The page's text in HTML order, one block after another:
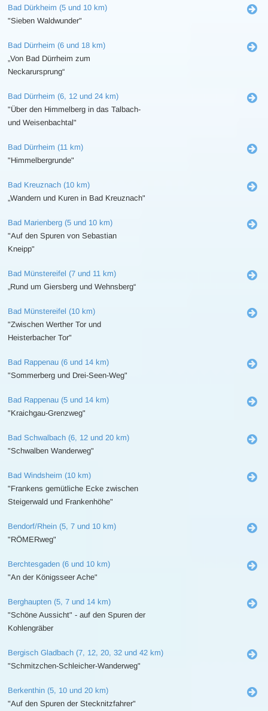
Bad Dürkheim (5 und 10 km)
"Sieben Waldwunder"
Bad Dürrheim (6 und 18 km)
„Von Bad Dürrheim zum
Neckarursprung“
Bad Dürrheim (6, 12 und 24 km)
"Über den Himmelberg in das Talbach-
und Weisenbachtal"
Bad Dürrheim (11 km)
"Himmelbergrunde"
Bad Kreuznach (10 km)
„Wandern und Kuren in Bad Kreuznach"
Bad Marienberg (5 und 10 km)
"Auf den Spuren von Sebastian
Kneipp"
Bad Münstereifel (7 und 11 km)
„Rund um Giersberg und Wehnsberg“
Bad Münstereifel (10 km)
"Zwischen Werther Tor und
Heisterbacher Tor"
Bad Rappenau (6 und 14 km)
"Sommerberg und Drei-Seen-Weg"
Bad Rappenau (5 und 14 km)
"Kraichgau-Grenzweg"
Bad Schwalbach (6, 12 und 20 km)
"Schwalben Wanderweg"
Bad Windsheim (10 km)
"Frankens gemütliche Ecke zwischen
Steigerwald und Frankenhöhe"
Bendorf/Rhein (5, 7 und 10 km)
"RÖMERweg"
Berchtesgaden (6 und 10 km)
"An der Königsseer Ache"
Berghaupten (5, 7 und 14 km)
"Schöne Aussicht" - auf den Spuren der
Kohlengräber
Bergisch Gladbach (7, 12, 20, 32 und 42 km)
"Schmitzchen-Schleicher-Wanderweg"
Berkenthin (5, 10 und 20 km)
"Auf den Spuren der Stecknitzfahrer"